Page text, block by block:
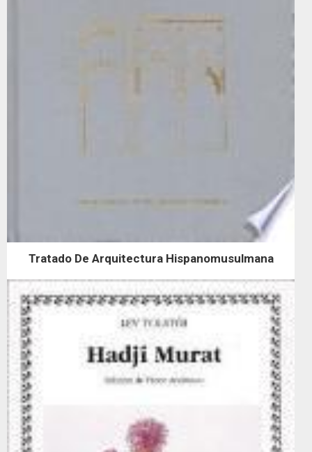
Tratado De Arquitectura Hispanomusulmana